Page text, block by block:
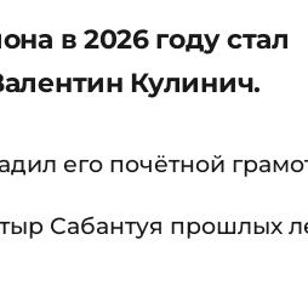
в 2026 году стал
Кулинич.
его почётной
Сабантуя прошлых